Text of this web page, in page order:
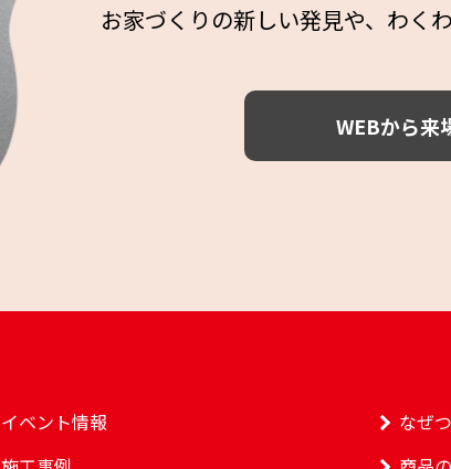
お家づくりの新しい発見や、わく
WEBから来
イベント情報
なぜ